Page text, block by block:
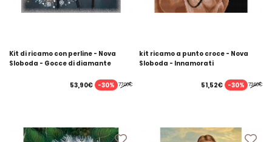
Kit di ricamo con perline - Nova
Sloboda - Gocce di diamante
77,00€
53,90€ -30%
kit ricamo a punto croce - Nova
Sloboda - Innamorati
73,60€
51,52€ -30%